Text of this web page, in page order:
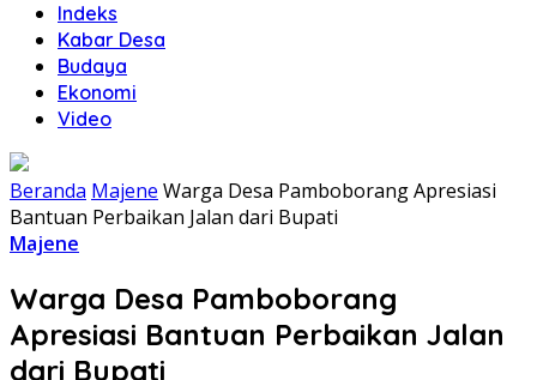
Indeks
Kabar Desa
Budaya
Ekonomi
Video
Beranda Majene Warga Desa Pamboborang Apresiasi
Bantuan Perbaikan Jalan dari Bupati
Majene
Warga Desa Pamboborang
Apresiasi Bantuan Perbaikan Jalan
dari Bupati